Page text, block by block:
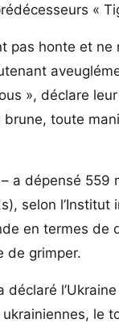
«
pas honte et
», déclare
toute
– a dépensé
selon
en termes de
de grimper.
le